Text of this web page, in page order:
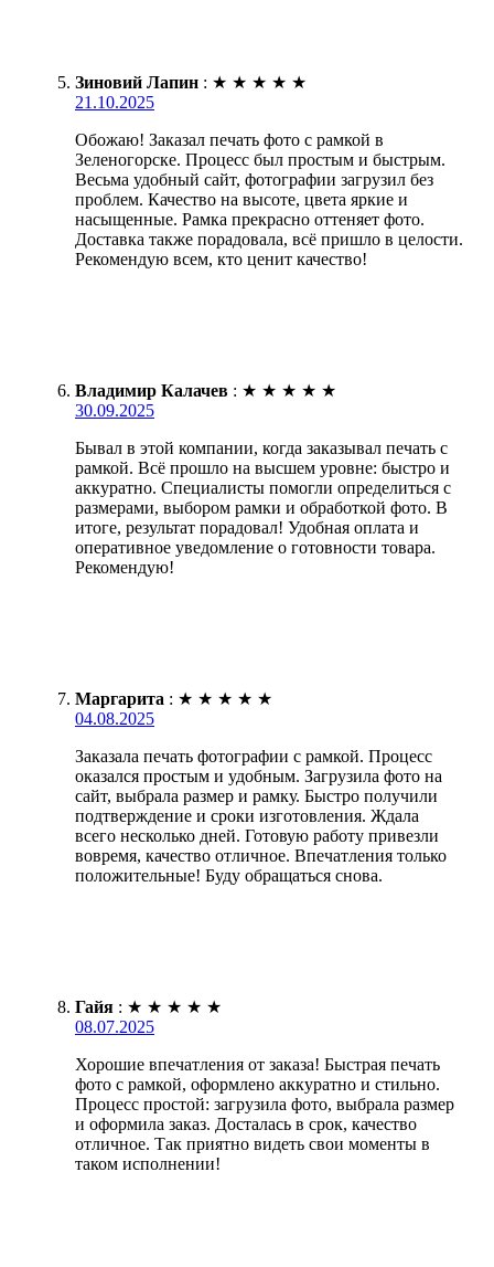
Зиновий Лапин : ★ ★ ★ ★ ★
21.10.2025
Обожаю! Заказал печать фото с рамкой в
Зеленогорске. Процесс был простым и быстрым.
Весьма удобный сайт, фотографии загрузил без
проблем. Качество на высоте, цвета яркие и
насыщенные. Рамка прекрасно оттеняет фото.
Доставка также порадовала, всё пришло в целости.
Рекомендую всем, кто ценит качество!
Владимир Калачев : ★ ★ ★ ★ ★
30.09.2025
Бывал в этой компании, когда заказывал печать с
рамкой. Всё прошло на высшем уровне: быстро и
аккуратно. Специалисты помогли определиться с
размерами, выбором рамки и обработкой фото. В
итоге, результат порадовал! Удобная оплата и
оперативное уведомление о готовности товара.
Рекомендую!
Маргарита : ★ ★ ★ ★ ★
04.08.2025
Заказала печать фотографии с рамкой. Процесс
оказался простым и удобным. Загрузила фото на
сайт, выбрала размер и рамку. Быстро получили
подтверждение и сроки изготовления. Ждала
всего несколько дней. Готовую работу привезли
вовремя, качество отличное. Впечатления только
положительные! Буду обращаться снова.
Гайя : ★ ★ ★ ★ ★
08.07.2025
Хорошие впечатления от заказа! Быстрая печать
фото с рамкой, оформлено аккуратно и стильно.
Процесс простой: загрузила фото, выбрала размер
и оформила заказ. Досталась в срок, качество
отличное. Так приятно видеть свои моменты в
таком исполнении!